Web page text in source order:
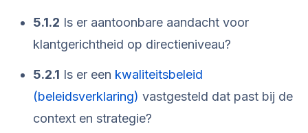
5.1.2 Is er aantoonbare aandacht voor
klantgerichtheid op directieniveau?
5.2.1 Is er een kwaliteitsbeleid
(beleidsverklaring) vastgesteld dat past bij de
context en strategie?